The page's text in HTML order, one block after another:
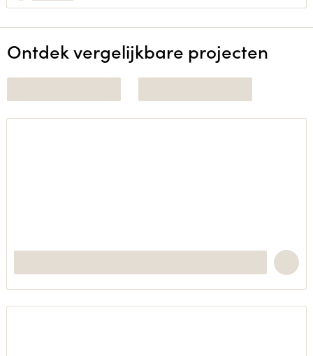
Ontdek vergelijkbare projecten